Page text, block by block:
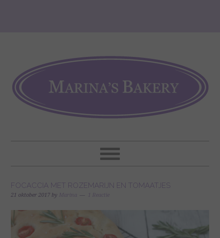
FOCACCIA MET ROZEMARIJN EN TOMAATJES
21 oktober 2017 by Marina 1 Reactie